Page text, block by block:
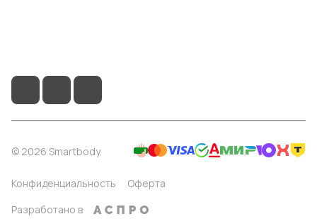
© 2026 Smartbody.
Конфиденциальность
Оферта
Разработано в